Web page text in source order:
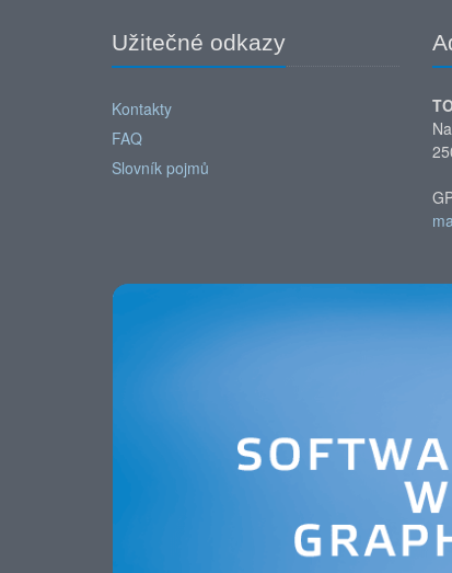
Užitečné odkazy
Kontakty
FAQ
Slovník pojmů